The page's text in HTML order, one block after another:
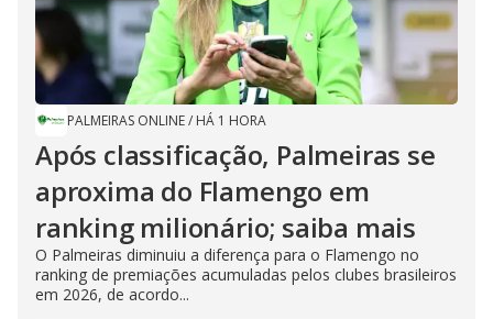
PALMEIRAS ONLINE/ HÁ 1 HORA
Após classificação, Palmeiras se
aproxima do Flamengo em
ranking milionário; saiba mais
O Palmeiras diminuiu a diferença para o Flamengo no
ranking de premiações acumuladas pelos clubes brasileiros
em 2026, de acordo...